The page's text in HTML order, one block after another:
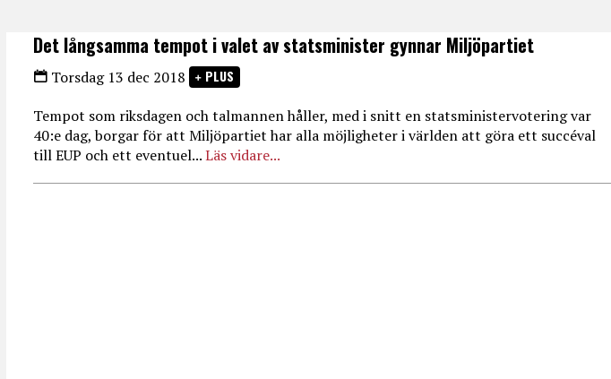
Det långsamma tempot i valet av statsminister gynnar Miljöpartiet
Torsdag 13 dec 2018 PLUS
Tempot som riksdagen och talmannen håller, med i snitt en statsministervotering var
40:e dag, borgar för att Miljöpartiet har alla möjligheter i världen att göra ett succéval
till EUP och ett eventuel...Läs vidare...